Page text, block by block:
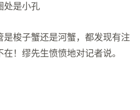
处是小孔
是梭子蟹还是河蟹，都发现有注
！缪先生愤愤地对记者说。